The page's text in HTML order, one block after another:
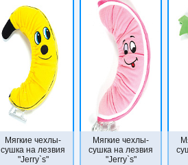
Мягкие чехлы-
сушка на лезвия
"Jerry`s"
Мягкие чехлы-
сушка на лезвия
"Jerry`s"